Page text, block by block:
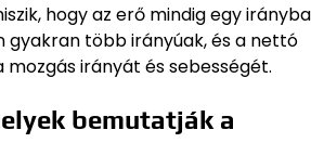
hogy az erő mindig egy irányba
gyakran több irányúak, és a nettó
irányát és sebességét.
bemutatják a